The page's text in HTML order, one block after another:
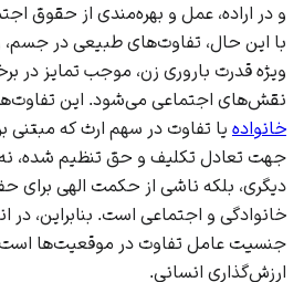
و در اراده، عمل و بهره‌مندی از حقوق
با این حال، تفاوت‌های طبیعی در جسم،
ویژه قدرت باروری زن، موجب تمایز در
نقش‌های اجتماعی می‌شود. این
خانواده یا تفاوت در سهم ارث که مبتنی بر
جهت تعادل تکلیف و حق تنظیم شده،
دیگری، بلکه ناشی از حکمت الهی برای
خانوادگی و اجتماعی است. بنابراین، در
جنسیت عامل تفاوت در موقعیت‌ها
ارزش‌گذاری انسانی.